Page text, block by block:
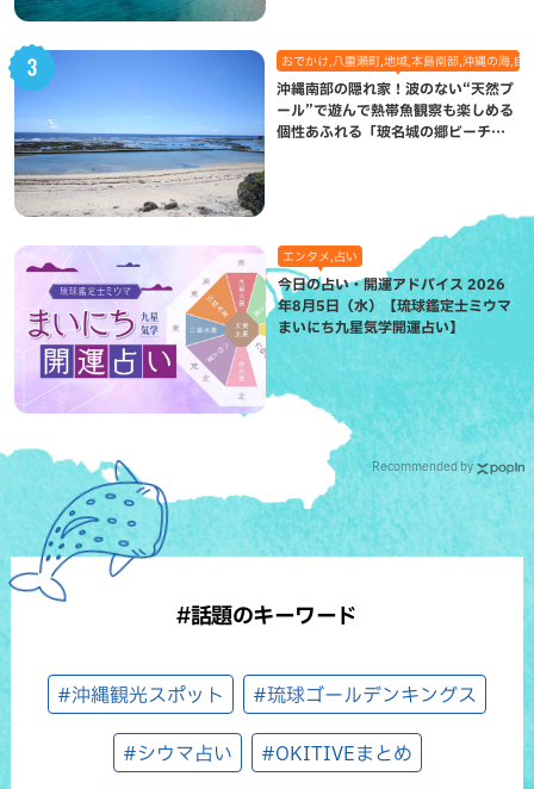
おでかけ,八重瀬町,地域,本島南部,沖縄の海,自
沖縄南部の隠れ家！波のない“天然プ
ール”で遊んで熱帯魚観察も楽しめる
個性あふれる「玻名城の郷ビーチ」
エンタメ,占い
今日の占い・開運アドバイス 2026
年8月5日（水）【琉球鑑定士ミウマ
まいにち九星気学開運占い】
Recommended by
#話題のキーワード
#沖縄観光スポット #琉球ゴールデンキングス
#シウマ占い #OKITIVEまとめ